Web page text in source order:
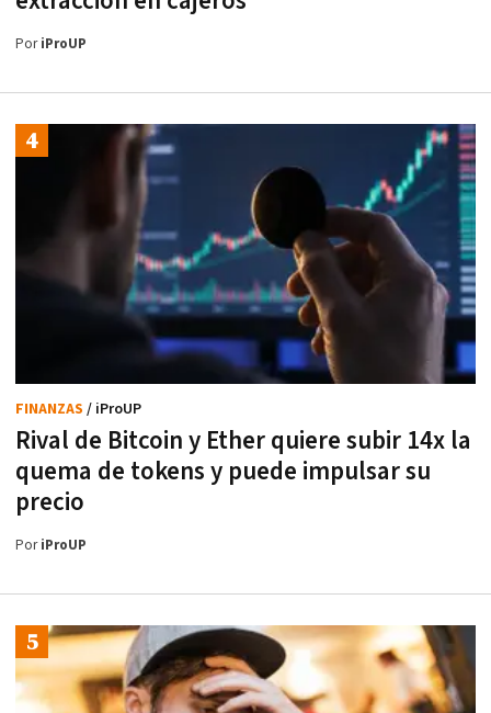
PoriProUP
Rival de Bitcoin y Ether quiere subir 14x la
quema de tokens y puede impulsar su
precio
FINANZAS / iProUP
PoriProUP